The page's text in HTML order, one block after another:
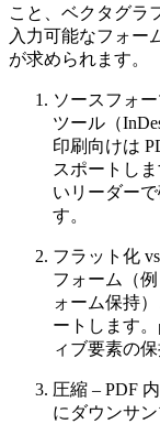
こと、ベクタグラ
入力可能なフォー
が求められます。
ソースフォー
ツール（
印刷向けは
スポートし
いリーダー
す。
フラット化
フォーム（
ォーム保持
ートします。
ィブ要素の
圧縮 – PDF
にダウンサ